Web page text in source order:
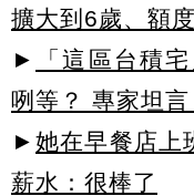
擴大到6歲、額
►
「這區台積
咧等？ 專家坦
► 她在早餐店上
薪水：很棒了